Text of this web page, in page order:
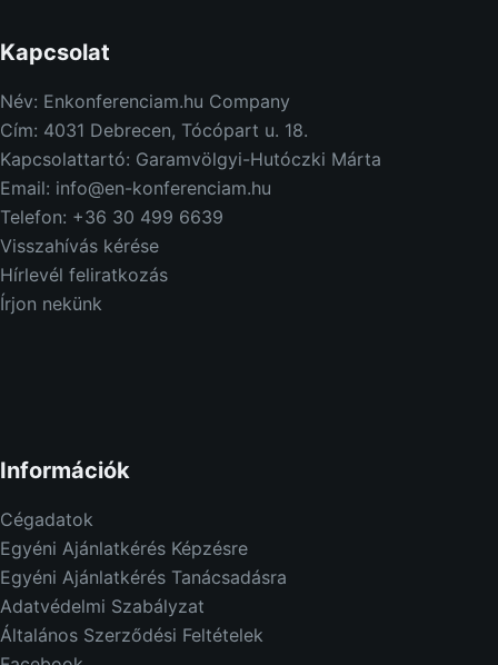
Kapcsolat
Név: Enkonferenciam.hu Company
Cím: 4031 Debrecen, Tócópart u. 18.
Kapcsolattartó: Garamvölgyi-Hutóczki Márta
Email: info@en-konferenciam.hu
Telefon: +36 30 499 6639
Visszahívás kérése
Hírlevél feliratkozás
Írjon nekünk
Információk
Cégadatok
Egyéni Ajánlatkérés Képzésre
Egyéni Ajánlatkérés Tanácsadásra
Adatvédelmi Szabályzat
Általános Szerződési Feltételek